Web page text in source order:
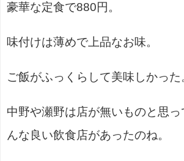
豪華な定食で880円。
味付けは薄めで上品なお味。
ご飯がふっくらして美味しかった
中野や瀬野は店が無いものと思っ
んな良い飲食店があったのね。